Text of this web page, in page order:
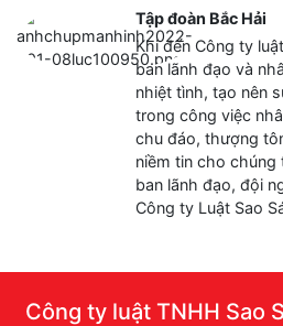
Tập đoàn Bắc Hải
Khi đến Công ty
ban lãnh đạo và
nhiệt tình, tạo nên
trong công việc
chu đáo, thượng
niềm tin cho chúng
ban lãnh đạo, đội
Công ty Luật Sao
Công ty luật TNHH Sao